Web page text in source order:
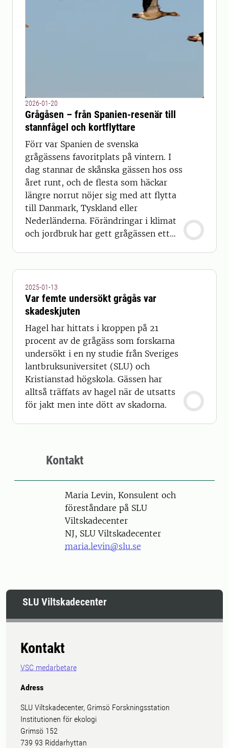
2026-01-20
Grågåsen – från Spanien-resenär till
stannfågel och kortflyttare
Förr var Spanien de svenska
grågässens favoritplats på vintern. I
dag stannar de skånska gässen hos oss
året runt, och de flesta som häckar
längre norrut nöjer sig med att flytta
till Danmark, Tyskland eller
Nederländerna. Förändringar i klimat
och jordbruk har gett grågässen ett
2025-01-13
Var femte undersökt grågås var
skadeskjuten
Hagel har hittats i kroppen på 21
procent av de grågäss som forskarna
undersökt i en ny studie från Sveriges
lantbruksuniversitet (SLU) och
Kristianstad högskola. Gässen har
alltså träffats av hagel när de utsatts
för jakt men inte dött av skadorna.
Kontakt
PersonMaria Levin, Konsulent och
föreståndare på SLU
Viltskadecenter
NJ, SLU Viltskadecenter
maria.levin@slu.se
SLU Viltskadecenter
Kontakt
VSC medarbetare
Adress
SLU Viltskadecenter, Grimsö Forskningsstation
Institutionen för ekologi
Grimsö 152
739 93 Riddarhyttan